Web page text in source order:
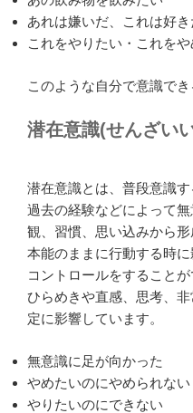
あれは嫌いだ、これは好き
これをやりたい・これをや
このような自分で意識でき
潜在意識(せんざい
潜在意識とは、普段意識す
過去の経験などによって
観、習慣、思い込みから形
本能のままに行動する時
コントロールをすることが
ひらめきや直感、思考、
定に影響しています。
無意識に足が向かった
やめたいのにやめられない
やりたいのにできない